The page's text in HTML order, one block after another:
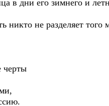
в дни его зимнего и
никто не разделяет
черты